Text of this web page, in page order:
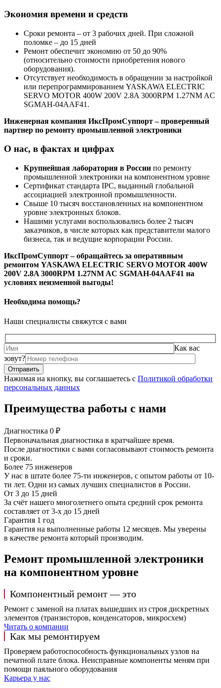
Экономия времени и средств
Сроки ремонта – от 3 рабочих дней. При сложной
поломке – до 15 дней
Ремонт обеспечит экономию от 50 до 90%
(относительно стоимости приобретения нового
оборудования).
Отсутствует необходимость в обращении за настройкой
или перепрограммированием YASKAWA ELECTRIC
SERVO MOTOR 400W 200V 2.8A 3000RPM 1.27NM AC
SGMAH-04AAF41.
Инженерная компания ИксПромСуппорт – проверенный
партнер по ремонту промышленной электроники
О нас, в фактах и цифрах
Крупнейшая лаборатория в России по ремонту
промышленной электроники на компонентном уровне
Сертификат стандарта IPC, выданный глобальной
ассоциацией электронной промышленности.
Свыше 10 тысяч восстановленных на компонентном
уровне электронных блоков.
Нашими услугами воспользовались более 2 тысяч
заказчиков, в числе которых как представители малого
бизнеса, так и ведущие корпорации России.
ИксПромСуппорт – обращайтесь за оперативным
ремонтом YASKAWA ELECTRIC SERVO MOTOR 400W
200V 2.8A 3000RPM 1.27NM AC SGMAH-04AAF41 на
условиях неизменной выгоды!
Необходима помощь?
Наши специалисты свяжутся с вами
Как вас
зовут?
Нажимая на кнопку, вы соглашаетесь с Политикой обработки
персональных данных
Преимущества работы с нами
Диагностика 0 ₽
Первоначальная диагностика в кратчайшее время.
После диагностики с вами согласовывают стоимость ремонта
и сроки.
Более 75 инженеров
У нас в штате более 75-ти инженеров, с опытом работы от 10-
ти лет. Одни из самых лучших специалистов в России.
От 3 до 15 дней
За счёт нашего многолетнего опыта средний срок ремонта
составляет от 3-х до 15 дней
Гарантия 1 год
Гарантия на выполненные работы 12 месяцев. Мы уверены
в качестве ремонта который производим.
Ремонт промышленной электроники
на компонентном уровне
Компонентный ремонт — это
Ремонт с заменой на платах вышедших из строя дискретных
элементов (транзисторов, конденсаторов, микросхем)
Читать о компании
Как мы ремонтируем
Проверяем работоспособность функциональных узлов на
печатной плате блока. Неисправные компоненты меням при
помощи паяльного оборудования
Карьера у нас